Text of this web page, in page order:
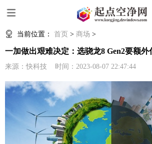
当前位置： 首页 > 商场 >
一加做出艰难决定：选骁龙8 Gen2要额外
来源：快科技 时间：2023-08-07 22:47:44